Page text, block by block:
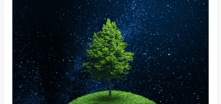
化
す
る
世
界
に
お